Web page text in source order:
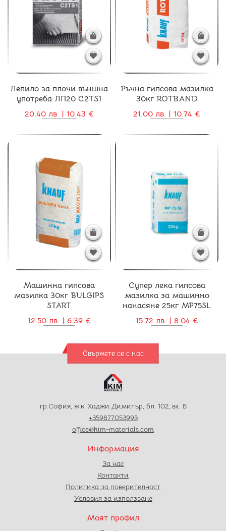
Лепило за плочи външна
употреба ЛП20 C2TS1
20.40 лв. | 10.43 €
Ръчна гипсова мазилка
30кг ROTBAND
21.00 лв. | 10.74 €
Машинна гипсова
мазилка 30кг BULGIPS
START
12.50 лв. | 6.39 €
Супер лека гипсова
мазилка за машинно
нанасяне 25кг MP75SL
15.72 лв. | 8.04 €
Свържете се с нас
гр.София, ж.к. Хаджи Димитър, бл. 102, вх. Б
+359877053993
office@kim-materials.com
Информация
За нас
Контакти
Политика за поверителност
Условия за използване
Моят профил